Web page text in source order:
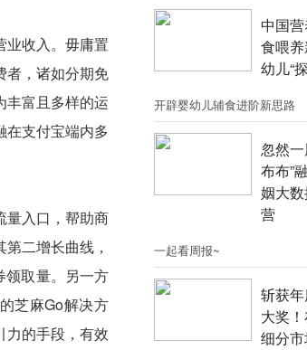
中国
食喂
幼儿“
开辟婴幼儿辅食进阶新思路
忽然
布布”
姻大
营
一起看周报~
斩获
大奖
细分
业收入。毋庸置
者，诸如分期免
丰富且多样的运
在支付宝端内多
量入口，帮助商
二增长曲线，
领取量。另一方
芝麻Go解决方
力的手段，有效